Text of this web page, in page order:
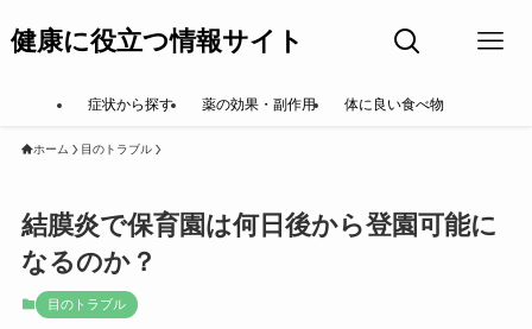
健康に役立つ情報サイト
症状から探す 薬の効果・副作用 体に良い食べ物
ホーム 目のトラブル
結膜炎で保育園は何日後から登園可能に
なるのか？
目のトラブル